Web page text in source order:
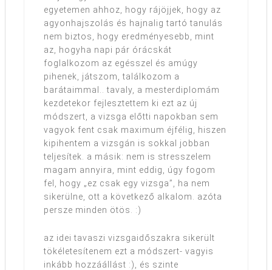
egyetemen ahhoz, hogy rájöjjek, hogy az
agyonhajszolás és hajnalig tartó tanulás
nem biztos, hogy eredményesebb, mint
az, hogyha napi pár órácskát
foglalkozom az egésszel és amúgy
pihenek, játszom, találkozom a
barátaimmal.. tavaly, a mesterdiplomám
kezdetekor fejlesztettem ki ezt az új
módszert, a vizsga előtti napokban sem
vagyok fent csak maximum éjfélig, hiszen
kipihentem a vizsgán is sokkal jobban
teljesítek. a másik: nem is stresszelem
magam annyira, mint eddig, úgy fogom
fel, hogy „ez csak egy vizsga”, ha nem
sikerülne, ott a következő alkalom. azóta
persze minden ötös. :)
az idei tavaszi vizsgaidőszakra sikerült
tökéletesítenem ezt a módszert- vagyis
inkább hozzáállást :), és szinte